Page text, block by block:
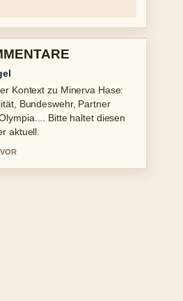
zu Arafat Abou-
ist der Clan-Chef und...
und sehr gut